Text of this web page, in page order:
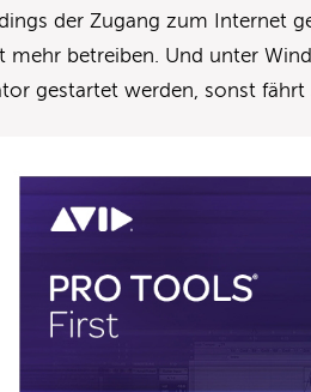
der Zugang zum Internet
mehr betreiben. Und unter
gestartet werden, sonst fährt